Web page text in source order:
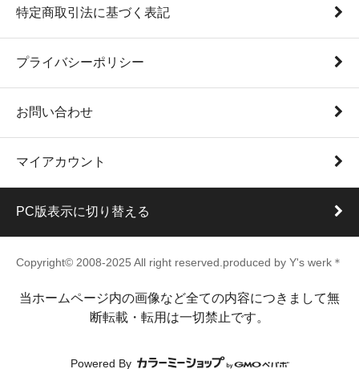
特定商取引法に基づく表記
プライバシーポリシー
お問い合わせ
マイアカウント
PC版表示に切り替える
Copyright© 2008-2025 All right reserved.produced by Y's werk＊
当ホームページ内の画像など全ての内容につきまして無
断転載・転用は一切禁止です。
Powered By